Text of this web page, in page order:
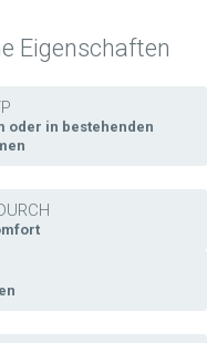
Eigenschaften
oder in bestehenden